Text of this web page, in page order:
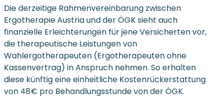
Die derzeitige Rahmenvereinbarung zwischen
Ergotherapie Austria und der ÖGK sieht auch
finanzielle Erleichterungen für jene Versicherten vor,
die therapeutische Leistungen von
Wahlergotherapeuten (Ergotherapeuten ohne
Kassenvertrag) in Anspruch nehmen. So erhalten
diese künftig eine einheitliche Kostenrückerstattung
von 48€ pro Behandlungsstunde von der ÖGK.